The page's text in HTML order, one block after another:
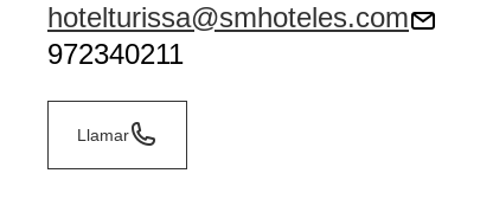
hotelturissa@smhoteles.com
972340211
Llamar